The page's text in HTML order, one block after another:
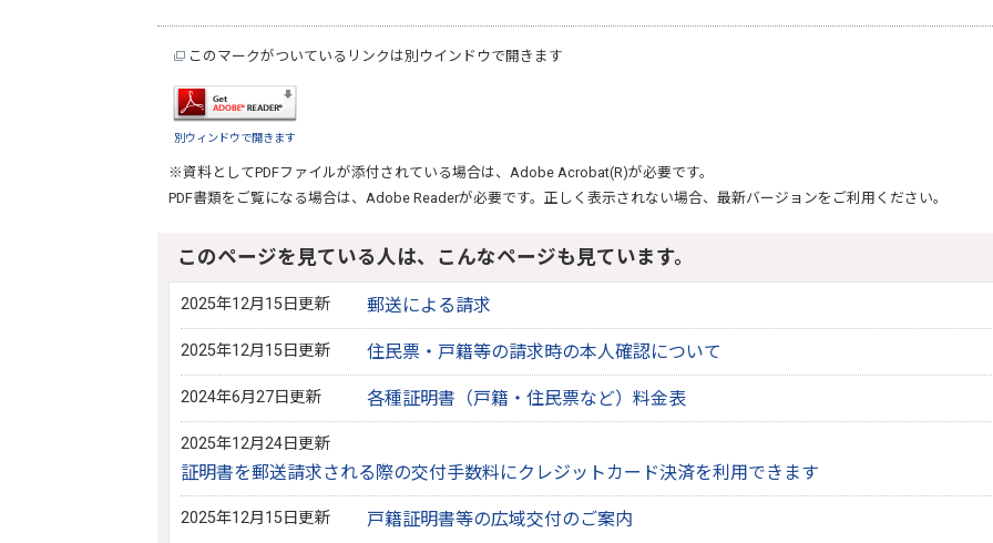
このマークがついているリンクは別ウインドウで開きます
別ウィンドウで開きます
※資料としてPDFファイルが添付されている場合は、 Adobe Acrobat(R)が必要です。
PDF書類をご覧になる場合は、 Adobe Readerが必要です。正しく表示されない場合、最新バージョンをご利用ください。
このページを見ている人は、こんなページも見ています。
2025年12月15日更新 郵送による請求
2025年12月15日更新 住民票・戸籍等の請求時の本人確認について
2024年6月27日更新 各種証明書（戸籍・住民票など）料金表
2025年12月24日更新
証明書を郵送請求される際の交付手数料にクレジットカード決済を利用できます
2025年12月15日更新 戸籍証明書等の広域交付のご案内